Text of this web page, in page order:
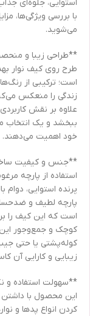
استوایی، جلوه‌ای
با بررسی ویژگی‌ها،
می‌شوید.
**طراحی زیبا و
است؛ ترکیبی از
زندگی را منعکس
علاوه بر نقش
ببخشد و یک انتخاب
خود اهمیت می‌دهند.
**جنس و کیفیت
استفاده از پارچه
پرنده استوایی،
پارچه لطیف و
است که این کیف را
کوچک و جمع‌وجور این
کوله‌پشتی یا حتی
زیبایی و کارایی آن
**سهولت استفاده و
این محصول با داشتن
کردن انواع پدها و